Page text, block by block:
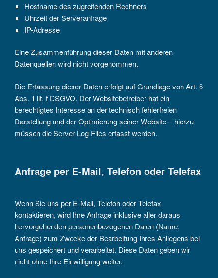
Hostname des zugreifenden Rechners
Uhrzeit der Serveranfrage
IP-Adresse
Eine Zusammenführung dieser Daten mit anderen
Datenquellen wird nicht vorgenommen.
Die Erfassung dieser Daten erfolgt auf Grundlage von Art. 6
Abs. 1 lit. f DSGVO. Der Websitebetreiber hat ein
berechtigtes Interesse an der technisch fehlerfreien
Darstellung und der Optimierung seiner Website – hierzu
müssen die Server-Log-Files erfasst werden.
Anfrage per E-Mail, Telefon oder Telefax
Wenn Sie uns per E-Mail, Telefon oder Telefax
kontaktieren, wird Ihre Anfrage inklusive aller daraus
hervorgehenden personenbezogenen Daten (Name,
Anfrage) zum Zwecke der Bearbeitung Ihres Anliegens bei
uns gespeichert und verarbeitet. Diese Daten geben wir
nicht ohne Ihre Einwilligung weiter.